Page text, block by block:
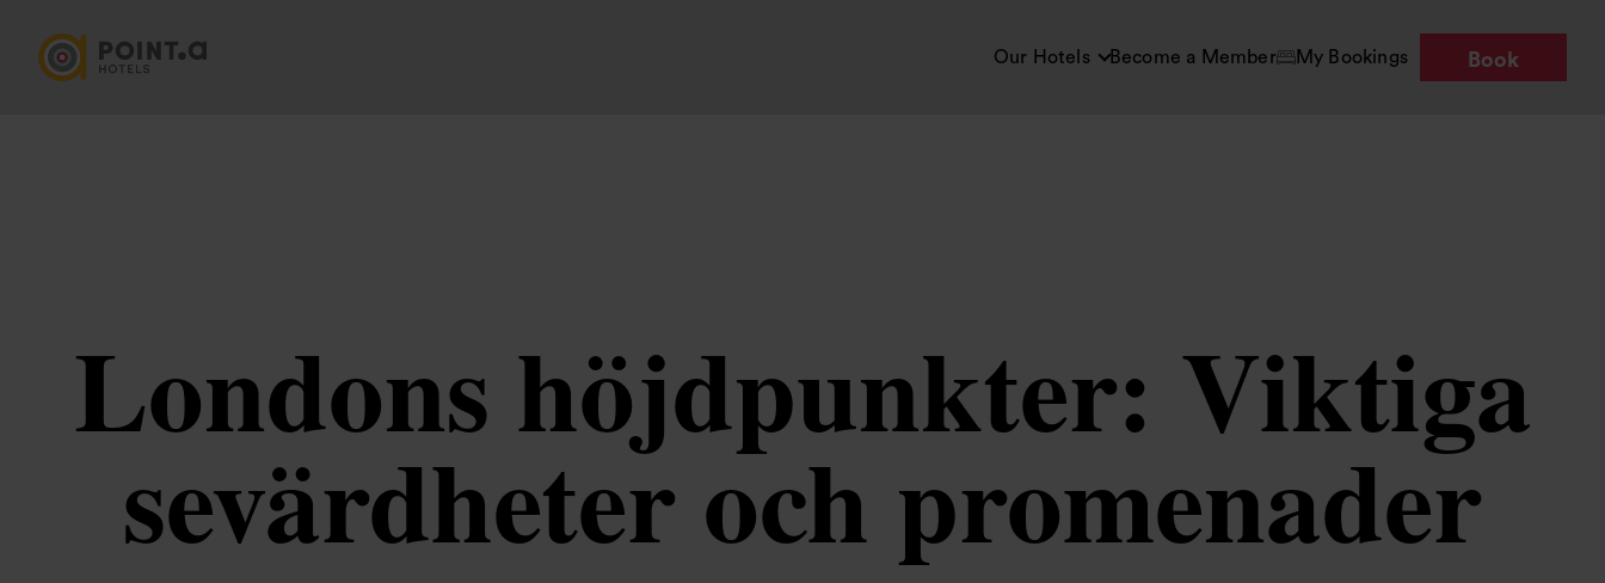
Our Hotels Become a Member My Bookings Book
Londons höjdpunkter: Viktiga
sevärdheter och promenader